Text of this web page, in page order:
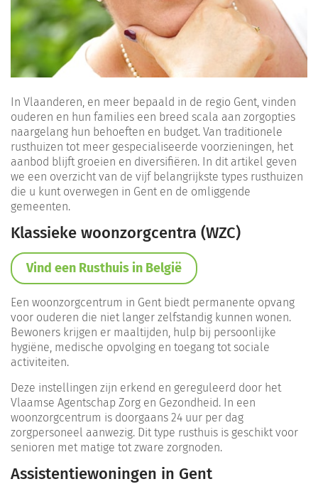
In Vlaanderen, en meer bepaald in de regio Gent, vinden
ouderen en hun families een breed scala aan zorgopties
naargelang hun behoeften en budget. Van traditionele
rusthuizen tot meer gespecialiseerde voorzieningen, het
aanbod blijft groeien en diversifiëren. In dit artikel geven
we een overzicht van de vijf belangrijkste types rusthuizen
die u kunt overwegen in Gent en de omliggende
gemeenten.
Klassieke woonzorgcentra (WZC)
Vind een Rusthuis in België
Een woonzorgcentrum in Gent biedt permanente opvang
voor ouderen die niet langer zelfstandig kunnen wonen.
Bewoners krijgen er maaltijden, hulp bij persoonlijke
hygiëne, medische opvolging en toegang tot sociale
activiteiten.
Deze instellingen zijn erkend en gereguleerd door het
Vlaamse Agentschap Zorg en Gezondheid. In een
woonzorgcentrum is doorgaans 24 uur per dag
zorgpersoneel aanwezig. Dit type rusthuis is geschikt voor
senioren met matige tot zware zorgnoden.
Assistentiewoningen in Gent